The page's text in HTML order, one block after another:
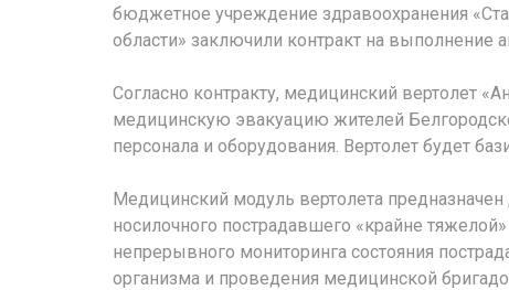
бюджетное учреждение здравоохранения
области» заключили контракт на выполнение
Согласно контракту, медицинский вертолет
медицинскую эвакуацию жителей
персонала и оборудования. Вертолет будет
Медицинский модуль вертолета
носилочного пострадавшего «крайне
непрерывного мониторинга состояния
организма и проведения медицинской